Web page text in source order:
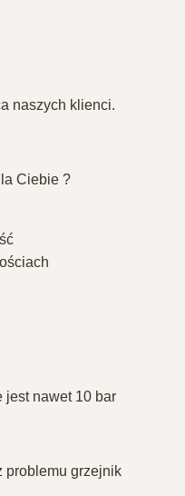
naszych klienci.
Ciebie ?
nawet 10 bar
problemu grzejnik